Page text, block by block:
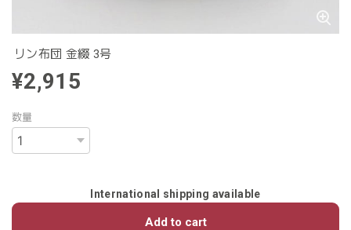
リン布団 金綴 3号
¥2,915
数量
International shipping available
Add to cart